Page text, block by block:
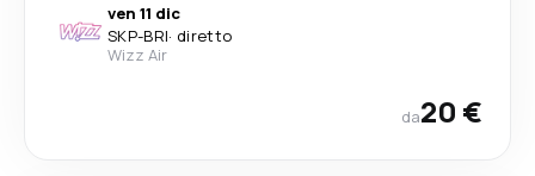
ven 11 dic
SKP-BRI· diretto
Wizz Air
da20 €